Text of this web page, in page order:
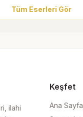
Tüm Eserleri Gör
ilahi
Keşfet
Ana Sayfa